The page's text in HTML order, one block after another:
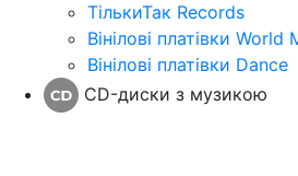
ТількиТак Records
Вінілові платівки World
Вінілові платівки Dance
CD-диски з музикою